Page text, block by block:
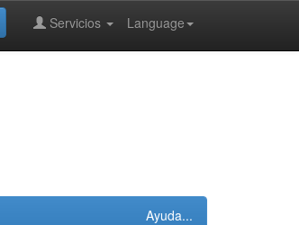
Language
Servicios
Ayuda...